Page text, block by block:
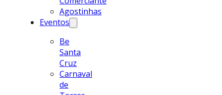
Agostinhas
Eventos
Be
Santa
Cruz
Carnaval
de